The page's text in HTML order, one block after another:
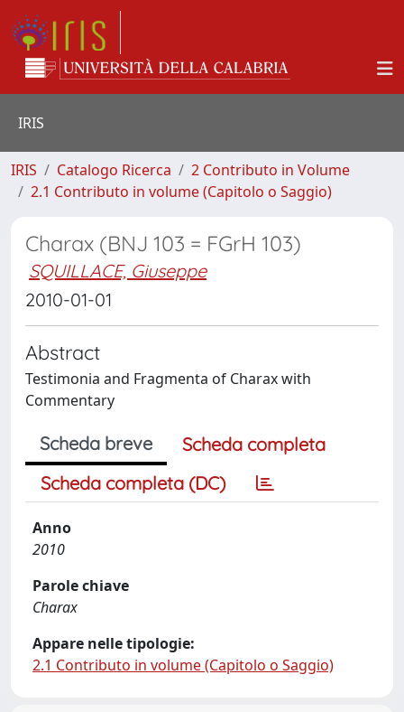
IRIS
IRIS Catalogo Ricerca
2 Contributo in Volume
2.1 Contributo in volume (Capitolo o Saggio)
Charax (BNJ 103 = FGrH 103)
SQUILLACE, Giuseppe
2010-01-01
Abstract
Testimonia and Fragmenta of Charax with
Commentary
Scheda breve
Scheda completa
Scheda completa (DC)
Anno
2010
Parole chiave
Charax
Appare nelle tipologie:
2.1 Contributo in volume (Capitolo o Saggio)